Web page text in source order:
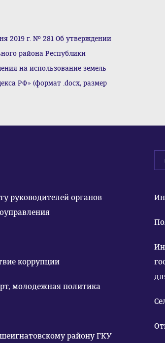
2019 г. № 281 Об утверждении
района Республики
на использование земель
РФ» (формат .docx, размер
руководителей органов
коррупции
молодежная политика
району ГКУ